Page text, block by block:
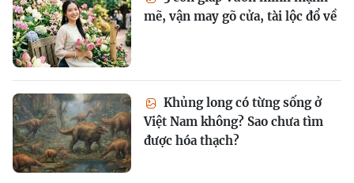
mẽ, vận may gõ cửa, tài lộc đổ về
Khủng long có từng sống ở
Việt Nam không? Sao chưa tìm
được hóa thạch?